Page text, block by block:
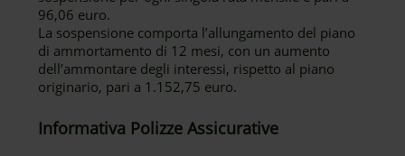
96,06 euro.
La sospensione comporta l’allungamento del piano
di ammortamento di 12 mesi, con un aumento
dell’ammontare degli interessi, rispetto al piano
originario, pari a 1.152,75 euro.
Informativa Polizze Assicurative